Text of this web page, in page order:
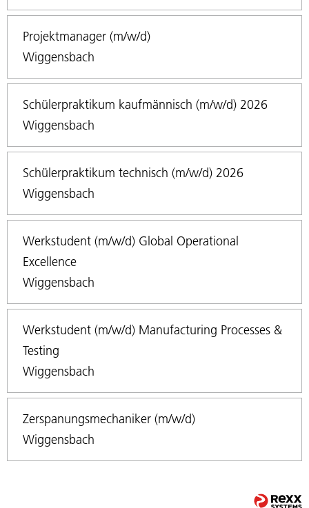
Projektmanager (m/w/d)
Wiggensbach
Schülerpraktikum kaufmännisch (m/w/d) 2026
Wiggensbach
Schülerpraktikum technisch (m/w/d) 2026
Wiggensbach
Werkstudent (m/w/d) Global Operational
Excellence
Wiggensbach
Werkstudent (m/w/d) Manufacturing Processes &
Testing
Wiggensbach
Zerspanungsmechaniker (m/w/d)
Wiggensbach